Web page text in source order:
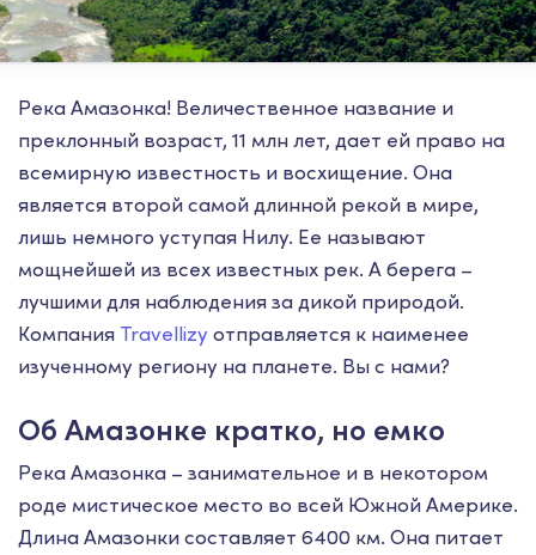
Река Амазонка! Величественное название и
преклонный возраст, 11 млн лет, дает ей право на
всемирную известность и восхищение. Она
является второй самой длинной рекой в мире,
лишь немного уступая Нилу. Ее называют
мощнейшей из всех известных рек. А берега –
лучшими для наблюдения за дикой природой.
Компания Travellizy отправляется к наименее
изученному региону на планете. Вы с нами?
Об Амазонке кратко, но емко
Река Амазонка – занимательное и в некотором
роде мистическое место во всей Южной Америке.
Длина Амазонки составляет 6400 км. Она питает